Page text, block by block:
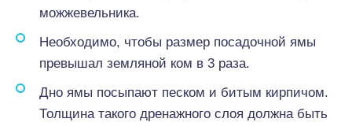
можжевельника.
Необходимо, чтобы размер посадочной ямы
превышал земляной ком в 3 раза.
Дно ямы посыпают песком и битым кирпичом.
Толщина такого дренажного слоя должна быть